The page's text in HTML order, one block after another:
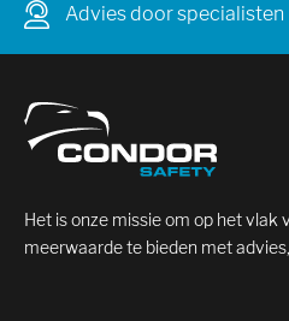
Advies door specialisten
Het is onze missie om op het vlak
meerwaarde te bieden met